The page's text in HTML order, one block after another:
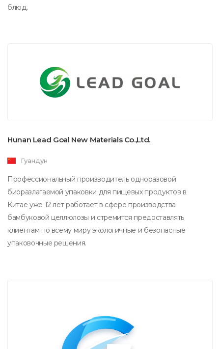
блюд.
Hunan Lead Goal New Materials Co.,Ltd.
Гуандун
Профессиональный производитель одноразовой
биоразлагаемой упаковки для пищевых продуктов в
Китае уже 12 лет работает в сфере производства
бамбуковой целлюлозы и стремится предоставлять
клиентам по всему миру экологичные и безопасные
упаковочные решения.